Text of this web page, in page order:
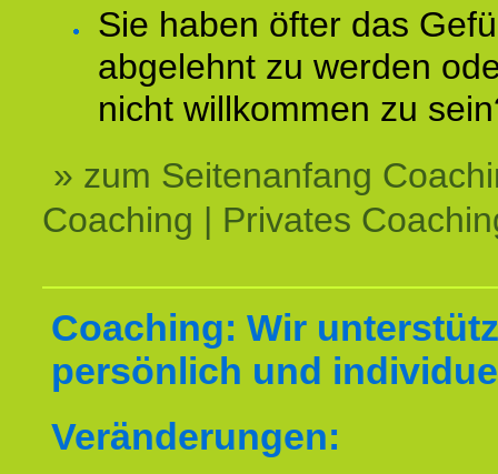
Sie haben öfter das
abgelehnt zu werden
nicht willkommen zu
» zum Seitenanfang
Coaching | Privates
Coaching: Wir
persönlich und
Veränderungen: